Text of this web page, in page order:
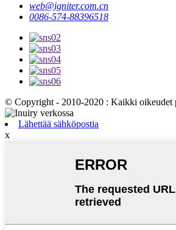
web@igniter.com.cn
0086-574-88396518
© Copyright - 2010-2020 : Kaikki oikeudet
Lähettää sähköpostia
x